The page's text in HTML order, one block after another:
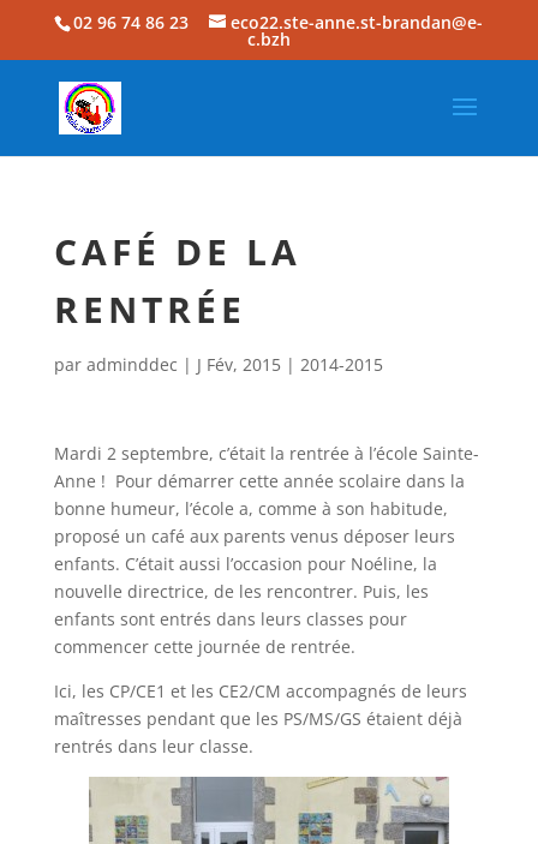
02 96 74 86 23 eco22.ste-anne.st-brandan@e-
c.bzh
CAFÉ DE LA
RENTRÉE
par adminddec | J Fév, 2015| 2014-2015
Mardi 2 septembre, c’était la rentrée à l’école Sainte-
Anne ! Pour démarrer cette année scolaire dans la
bonne humeur, l’école a, comme à son habitude,
proposé un café aux parents venus déposer leurs
enfants. C’était aussi l’occasion pour Noéline, la
nouvelle directrice, de les rencontrer. Puis, les
enfants sont entrés dans leurs classes pour
commencer cette journée de rentrée.
Ici, les CP/CE1 et les CE2/CM accompagnés de leurs
maîtresses pendant que les PS/MS/GS étaient déjà
rentrés dans leur classe.